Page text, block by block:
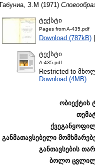
Габуниа, З.М (1971)
ტექსტი
Pages from A-435.pdf
Download (787kB) |
ტექსტი
A-435.pdf
Restricted to
Download (4MB)
ობიექტის
განმათავსებელი
განთავსების
ბოლო